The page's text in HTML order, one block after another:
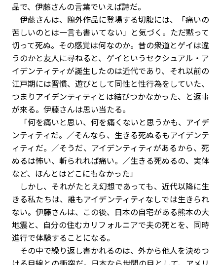
品で、伊藤さんの言葉でいえば詩だ。
伊藤さんは、鴎外作品に登場する切腹には、「痛いの
苦しいのとは一言も書いてない」と気づく。ただ黙って
切って死ぬ。その感覚は何なのか。昔の衆道とゲイは違
うのかと友人に尋ねると、ゲイというセクシュアル・ア
イデンティティが誕生したのは近代であり、それ以前の
江戸期には習慣、遊びとして同性と性行為をしていた、
つまりアイデンティティとは結びつかなかった、と返事
が来る。伊藤さんは思い当たる。
「何を痛いと思い、何を痛くないと思うかも、アイデ
ンティティだ。／そんなら、生きる死ぬるもアイデンテ
ィティだ。／そうだ、アイデンティティがあるから、死
ぬるは怖い、斬られれば痛い。／生きる死ぬるの、実体
など、ほんとはどこにもなかった」
しかし、それがたとえ幻想であっても、近代以降に生
きる私たちは、誰もアイデンティティなしでは生きられ
ない。伊藤さんは、この後、日本の自宅がある熊本の大
地震と、自分の住むカリフォルニアで夫の死とを、同時
進行で体験することになる。
その中で繰り返し書かれるのは、外から他人を決めつ